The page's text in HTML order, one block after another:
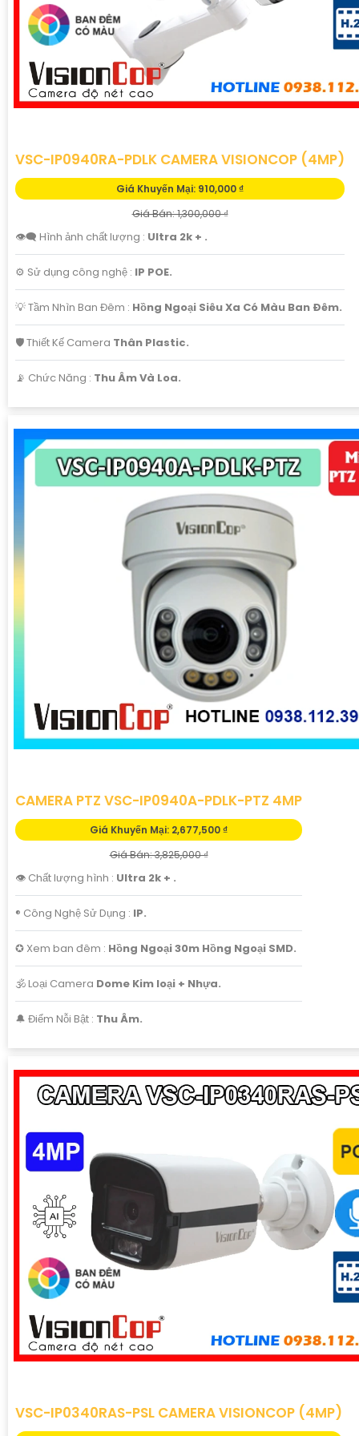
VSC-IP0940RA-PDLK CAMERA VISIONCOP (4MP)
Giá Khuyến Mại: 910,000 ₫
Giá Bán: 1,300,000 ₫
👁️‍🗨 Hình ảnh chất lượng : Ultra 2k + .
⚙ Sử dụng công nghệ : IP POE.
💡 Tầm Nhìn Ban Đêm : Hồng Ngoại Siêu Xa Có Màu Ban Ðêm.
🛡 Thiết Kế Camera Thân Plastic.
️📡 Chức Năng : Thu Âm Và Loa.
CAMERA PTZ VSC-IP0940A-PDLK-PTZ 4MP
Giá Khuyến Mại: 2,677,500 ₫
Giá Bán: 3,825,000 ₫
👁 Chất lượng hình : Ultra 2k + .
®️ Công Nghệ Sử Dụng : IP.
✪ Xem ban đêm : Hồng Ngoại 30m Hồng Ngoại SMD.
🕉️ Loại Camera Dome Kim loại + Nhựa.
️🔔 Điểm Nỗi Bật : Thu Âm.
VSC-IP0340RAS-PSL CAMERA VISIONCOP (4MP)